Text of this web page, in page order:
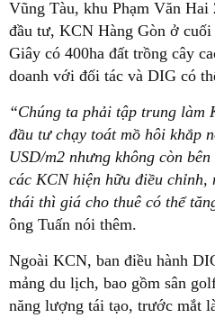
Vũng Tàu, khu Phạm Văn Hai
đầu tư, KCN Hàng Gòn ở
Giây có 400ha đất trồng cây
doanh với đối tác và DIG có
“Chúng ta phải tập trung làm
đầu tư chạy toát mồ hôi khắp
USD/m2 nhưng không còn
các KCN hiện hữu điều chỉnh,
thái thì giá cho thuê có thể
ông Tuấn nói thêm.
Ngoài KCN, ban điều hành
mảng du lịch, bao gồm sân
năng lượng tái tạo, trước mắt